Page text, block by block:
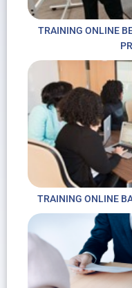
TRAINING ONLINE
TRAINING ONLINE